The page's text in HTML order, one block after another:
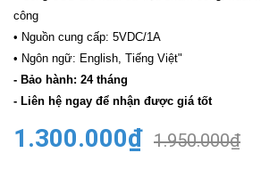
công
• Nguồn cung cấp: 5VDC/1A
• Ngôn ngữ: English, Tiếng Việt"
- Bảo hành: 24 tháng
- Liên hệ ngay để nhận được giá tốt
1.300.000₫ 1.950.000₫